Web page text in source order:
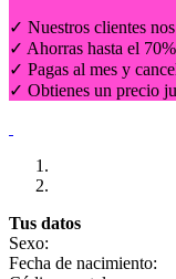
✓ Nuestros clientes
✓ Ahorras hasta el
✓ Pagas al mes y
✓ Obtienes un precio
Tus datos
Sexo:
Fecha de nacimiento: